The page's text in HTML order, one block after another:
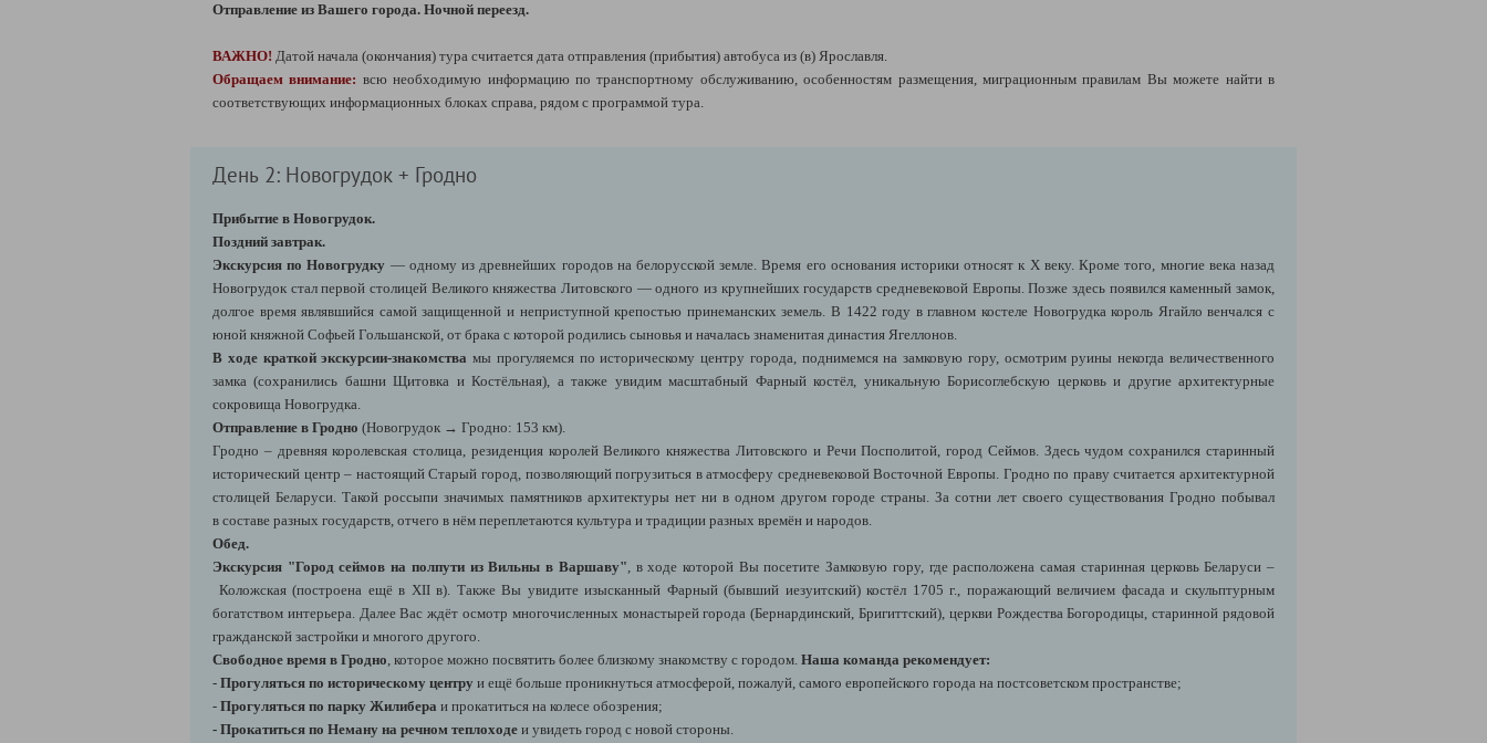
Отправление из Вашего города. Ночной переезд.
ВАЖНО! Датой начала (окончания) тура считается дата отправления (прибытия) автобуса из (в) Ярославля.
Обращаем внимание: всю необходимую информацию по транспортному обслуживанию, особенностям размещения, миграционным правилам Вы можете найти в
соответствующих информационных блоках справа, рядом с программой тура.
День 2: Новогрудок + Гродно
Прибытие в Новогрудок.
Поздний завтрак.
Экскурсия по Новогрудку — одному из древнейших городов на белорусской земле. Время его основания историки относят к Х веку. Кроме того, многие века назад
Новогрудок стал первой столицей Великого княжества Литовского — одного из крупнейших государств средневековой Европы. Позже здесь появился каменный замок,
долгое время являвшийся самой защищенной и неприступной крепостью принеманских земель. В 1422 году в главном костеле Новогрудка король Ягайло венчался с
юной княжной Софьей Гольшанской, от брака с которой родились сыновья и началась знаменитая династия Ягеллонов.
В ходе краткой экскурсии-знакомства мы прогуляемся по историческому центру города, поднимемся на замковую гору, осмотрим руины некогда величественного
замка (сохранились башни Щитовка и Костёльная), а также увидим масштабный Фарный костёл, уникальную Борисоглебскую церковь и другие архитектурные
сокровища Новогрудка.
Отправление в Гродно (Новогрудок → Гродно: 153 км).
Гродно – древняя королевская столица, резиденция королей Великого княжества Литовского и Речи Посполитой, город Сеймов. Здесь чудом сохранился старинный
исторический центр – настоящий Старый город, позволяющий погрузиться в атмосферу средневековой Восточной Европы. Гродно по праву считается архитектурной
столицей Беларуси. Такой россыпи значимых памятников архитектуры нет ни в одном другом городе страны. За сотни лет своего существования Гродно побывал
в составе разных государств, отчего в нём переплетаются культура и традиции разных времён и народов.
Обед.
Экскурсия "Город сеймов на полпути из Вильны в Варшаву", в ходе которой Вы посетите Замковую гору, где расположена самая старинная церковь Беларуси –
Коложская (построена ещё в XII в). Также Вы увидите изысканный Фарный (бывший иезуитский) костёл 1705 г., поражающий величием фасада и скульптурным
богатством интерьера. Далее Вас ждёт осмотр многочисленных монастырей города (Бернардинский, Бригиттский), церкви Рождества Богородицы, старинной рядовой
гражданской застройки и многого другого.
Свободное время в Гродно, которое можно посвятить более близкому знакомству с городом. Наша команда рекомендует:
- Прогуляться по историческому центру и ещё больше проникнуться атмосферой, пожалуй, самого европейского города на постсоветском пространстве;
- Прогуляться по парку Жилибера и прокатиться на колесе обозрения;
- Прокатиться по Неману на речном теплоходе и увидеть город с новой стороны.